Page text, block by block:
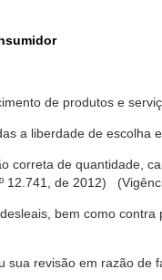
de produtos e
a liberdade de escolha
correta de quantidade,
de 2012)
bem como
revisão em razão de